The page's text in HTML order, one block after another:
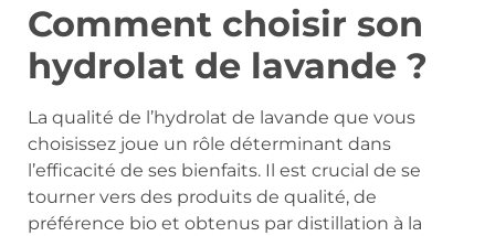
Comment choisir son
hydrolat de lavande ?
La qualité de l’hydrolat de lavande que vous
choisissez joue un rôle déterminant dans
l’efficacité de ses bienfaits. Il est crucial de se
tourner vers des produits de qualité, de
préférence bio et obtenus par distillation à la